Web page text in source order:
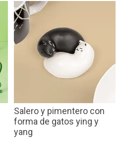
Salero y pimentero con
forma de gatos ying y
yang